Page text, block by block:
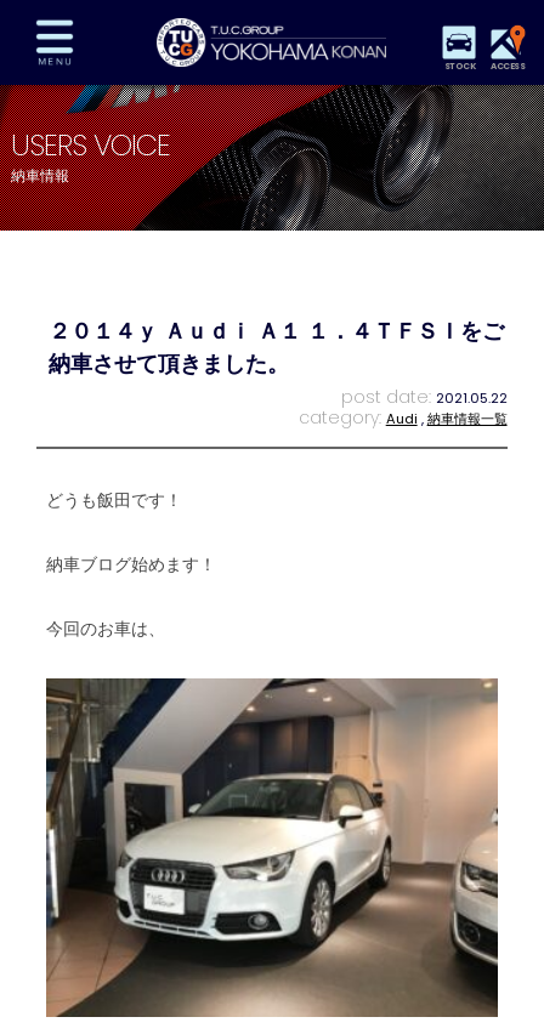
STOCK ACCESS
在庫車両情報 保証&サービス パーツリスト
TUCとは？ 店舗情報 アクセスマップ
全国納車 特別作業 注文販売
プライバシーポリシー スタッフblog
USERS VOICE
納車情報
２０１４ｙ Ａｕｄｉ Ａ１ １．４ＴＦＳＩをご
納車させて頂きました。
post date: 2021.05.22
category: Audi ,納車情報一覧
どうも飯田です！
納車ブログ始めます！
今回のお車は、